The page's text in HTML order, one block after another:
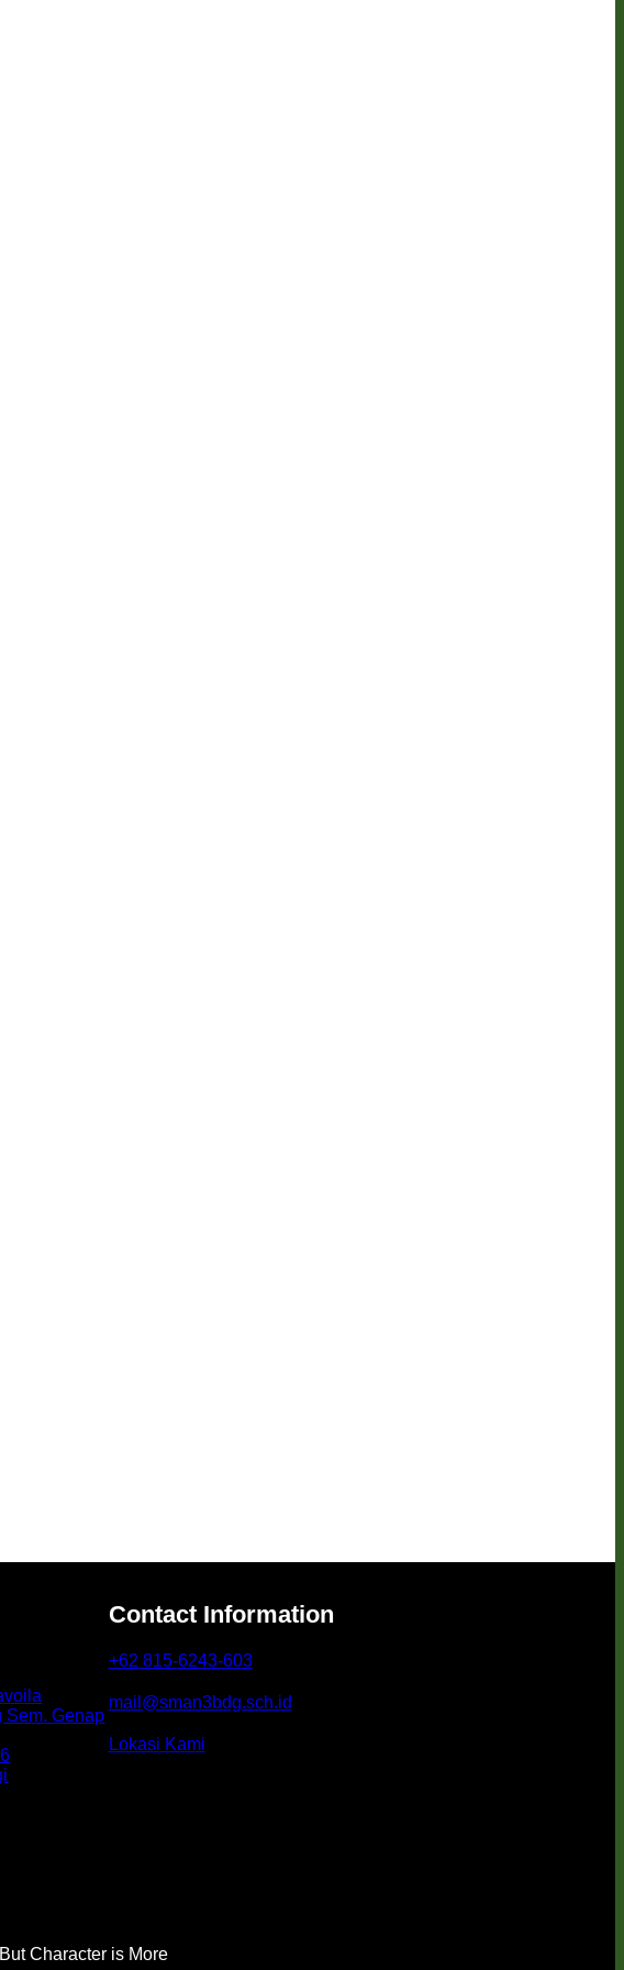
Sem. Genap
Contact Information
+62 815-6243-603
mail@sman3bdg.sch.id
Lokasi Kami
Character is More